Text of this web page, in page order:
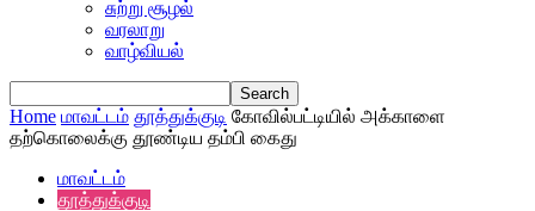
சுற்று சூழல்
வரலாறு
வாழ்வியல்
Home மாவட்டம் தூத்துக்குடி கோவில்பட்டியில் அக்காளை
தற்கொலைக்கு தூண்டிய தம்பி கைது
மாவட்டம்
தூத்துக்குடி